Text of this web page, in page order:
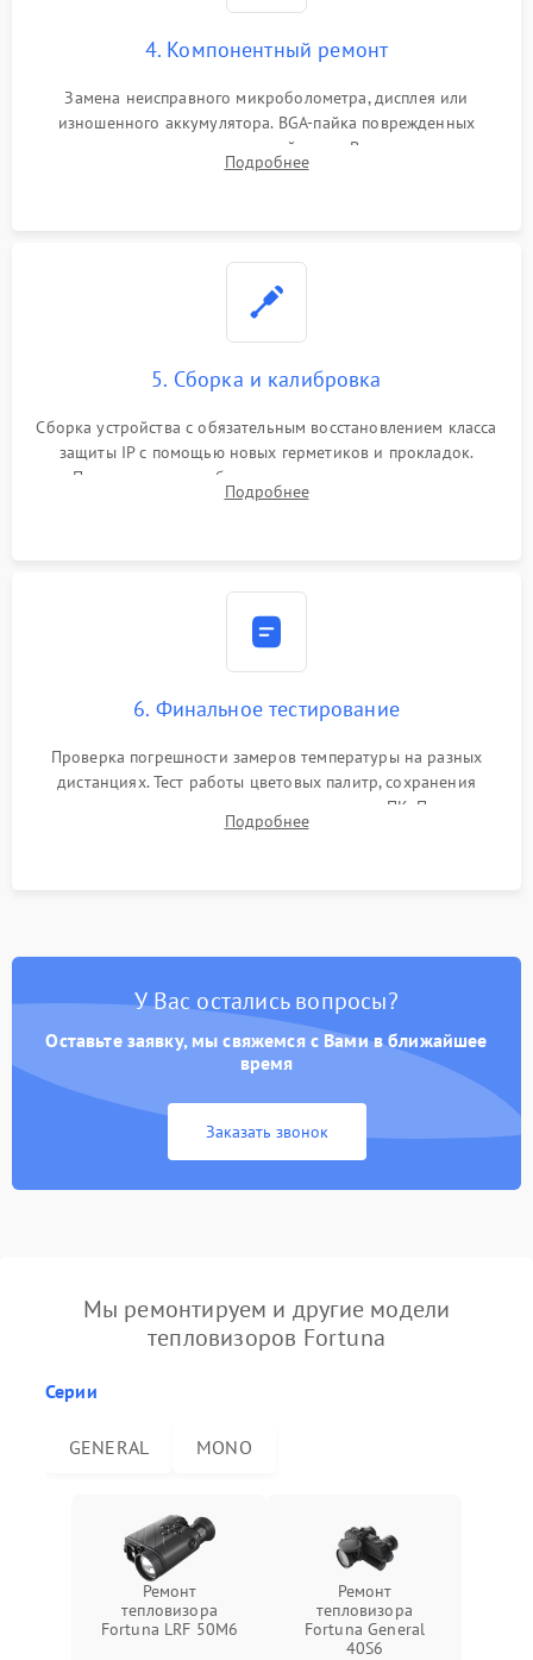
4. Компонентный ремонт
Замена неисправного микроболометра, дисплея или
изношенного аккумулятора. BGA-пайка поврежденных
контроллеров на материнской плате. Восстановление
разъемов и кнопок, замена поврежденных элементов
Подробнее
5. Сборка и калибровка
Сборка устройства с обязательным восстановлением класса
защиты IP с помощью новых герметиков и прокладок.
Программная калибровка матрицы по эталонному
абсолютно черному телу для точного измерения температур.
Подробнее
6. Финальное тестирование
Проверка погрешности замеров температуры на разных
дистанциях. Тест работы цветовых палитр, сохранения
термограмм в память и передачи данных на ПК. Проверка
автономности работы и итоговый контроль качества.
Подробнее
У Вас остались вопросы?
Оставьте заявку, мы свяжемся с Вами в ближайшее
время
Заказать звонок
Мы ремонтируем и другие модели
тепловизоров Fortuna
Серии
GENERAL MONO
Ремонт
тепловизора
Fortuna LRF 50M6
Ремонт
тепловизора
Fortuna General
40S6